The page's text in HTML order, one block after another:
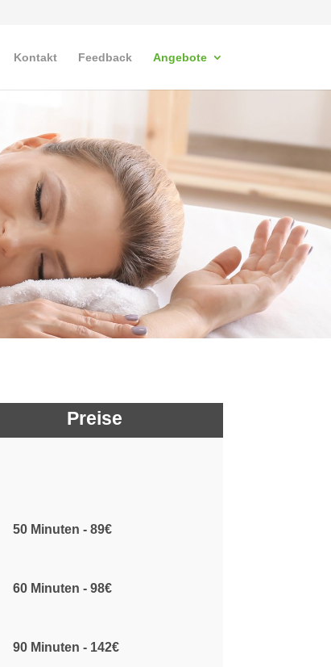
Kontakt Feedback Angebote
Preise
50 Minuten - 89€
60 Minuten - 98€
90 Minuten - 142€